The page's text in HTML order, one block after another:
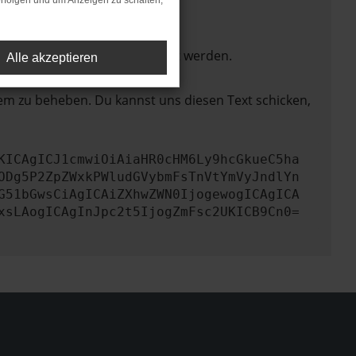
nicht mehr unterstützt werden.
zu beheben. Du kannst uns diesen Text schicken,
Alle akzeptieren